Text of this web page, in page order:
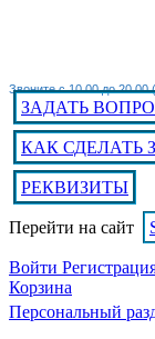
Звоните с 10.00 до 20.00
ЗАДАТЬ
КАК СДЕЛАТЬ
РЕКВИЗИТЫ
Перейти на сайт
Войти
Корзина
Персональный